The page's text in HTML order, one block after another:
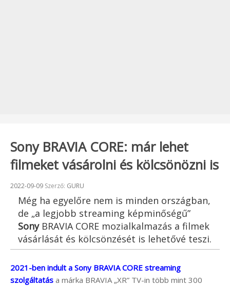
Sony BRAVIA CORE: már lehet
filmeket vásárolni és kölcsönözni is
Beküldve:
2022-09-09 Szerző: GURU
Még ha egyelőre nem is minden országban,
de „a legjobb streaming képminőségű”
SonyBRAVIA CORE mozialkalmazás a filmek
vásárlását és kölcsönzését is lehetővé teszi.
2021-ben indult a Sony BRAVIA CORE streaming
szolgáltatás a márka BRAVIA „XR” TV-in több mint 300